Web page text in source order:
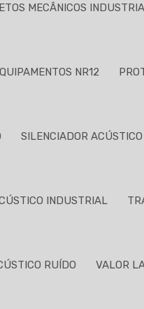
MECÂNICOS
NR12
SILENCIADOR ACÚSTICO
INDUSTRIAL
RUÍDO VALOR